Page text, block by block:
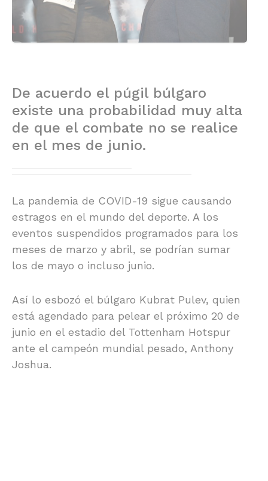
De acuerdo el púgil búlgaro
existe una probabilidad muy alta
de que el combate no se realice
en el mes de junio.
La pandemia de COVID-19 sigue causando
estragos en el mundo del deporte. A los
eventos suspendidos programados para los
meses de marzo y abril, se podrían sumar
los de mayo o incluso junio.
Así lo esbozó el búlgaro Kubrat Pulev, quien
está agendado para pelear el próximo 20 de
junio en el estadio del Tottenham Hotspur
ante el campeón mundial pesado, Anthony
Joshua.